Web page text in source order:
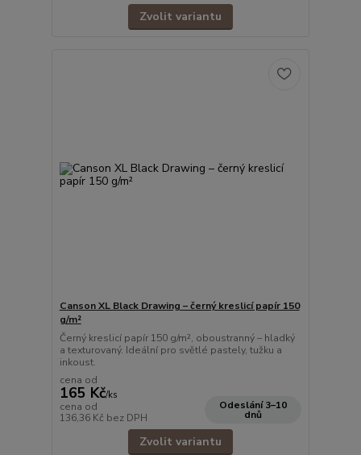
Zvolit variantu
Canson XL Black Drawing – černý kreslicí papír 150
g/m²
Černý kreslicí papír 150 g/m², oboustranný – hladký
a texturovaný. Ideální pro světlé pastely, tužku a
inkoust.
cena od
165 Kč/ks
cena od
136,36 Kč bez DPH
Odeslání 3–10
dnů
Zvolit variantu